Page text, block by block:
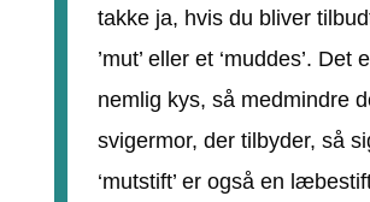
takke ja, hvis du bliver
’mut’ eller et ‘muddes’. Det
nemlig kys, så medmindre
svigermor, der tilbyder, så
‘mutstift’ er også en